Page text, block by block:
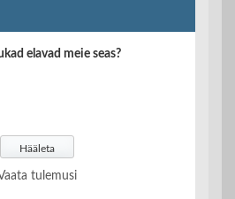
elavad meie seas?
tulemusi